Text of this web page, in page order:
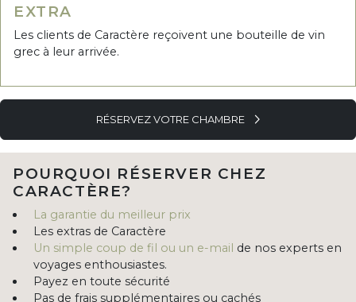
EXTRA
Les clients de Caractère reçoivent une bouteille de vin
grec à leur arrivée.
RÉSERVEZ VOTRE CHAMBRE
POURQUOI RÉSERVER CHEZ
CARACTÈRE?
La garantie du meilleur prix
Les extras de Caractère
Un simple coup de fil ou un e-mail de nos experts en
voyages enthousiastes.
Payez en toute sécurité
Pas de frais supplémentaires ou cachés